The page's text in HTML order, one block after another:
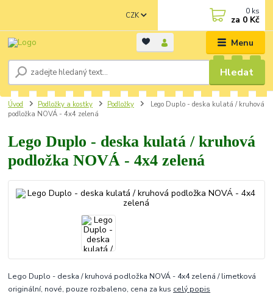
Menu
CZK
Hledat
0 ks
za 0 Kč
Úvod Podložky a kostky Podložky
Lego Duplo - deska kulatá / kruhová
podložka NOVÁ - 4x4 zelená
Lego Duplo - deska kulatá / kruhová
podložka NOVÁ - 4x4 zelená
Lego Duplo - deska / kruhová podložka NOVÁ - 4x4 zelená / limetková
originální, nové, pouze rozbaleno, cena za kus celý popis